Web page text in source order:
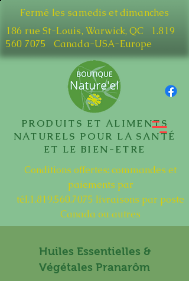
Fermé les samedis et dimanches
186 rue St-Louis, Warwick, QC​ 1.819
560 7075
Canada-USA-Europe
PRODUITS ET ALIMENTS
NATURELS POUR LA SANTÉ
ET LE BIEN-ETRE
Conditions offertes: commandes et
paiements par
tél.1.819.560.7075 livraisons par poste
Canada ou autres
Huiles Essentielles &
Végétales Pranarôm